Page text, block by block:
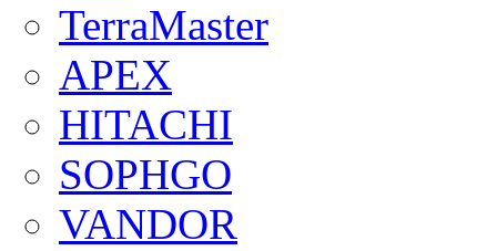
TerraMaster
APEX
HITACHI
SOPHGO
VANDOR